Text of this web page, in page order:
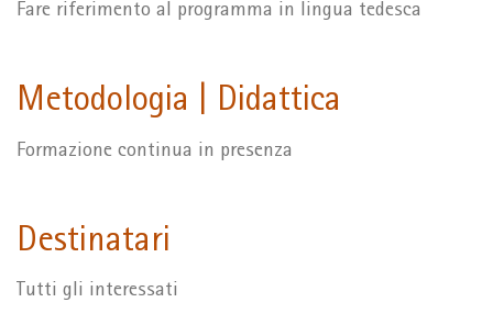
Fare riferimento al programma in lingua tedesca
Metodologia | Didattica
Formazione continua in presenza
Destinatari
Tutti gli interessati